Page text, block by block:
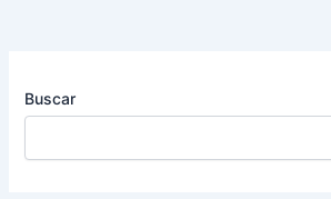
Buscar